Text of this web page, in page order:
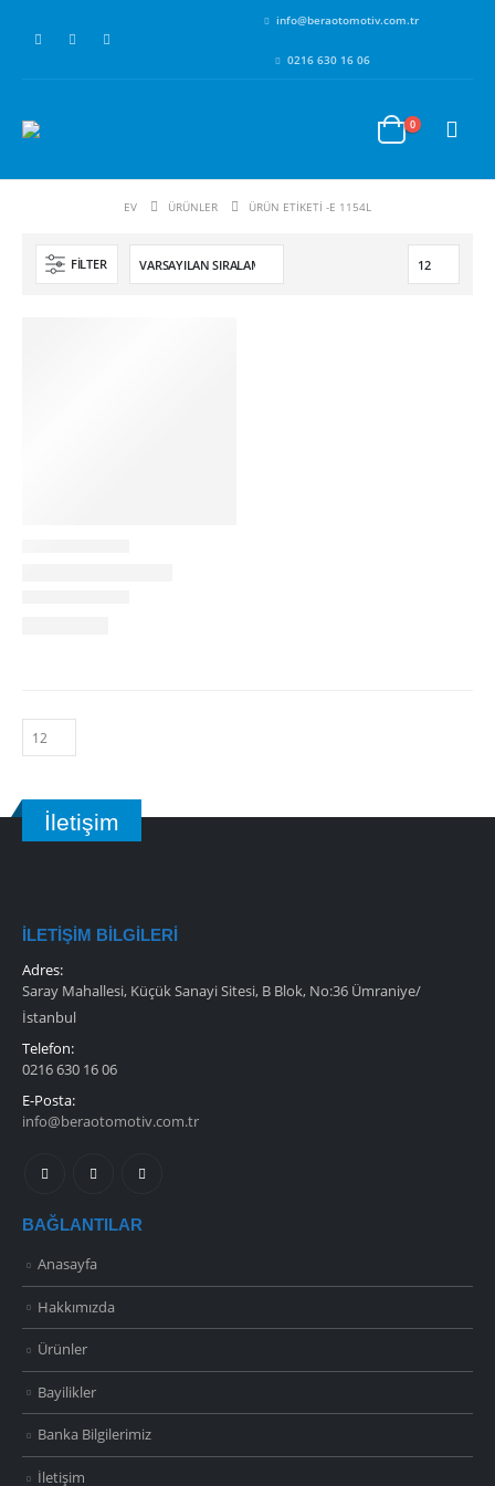
info@beraotomotiv.com.tr
0216 630 16 06
0
EV ÜRÜNLER ÜRÜN ETIKETI -E 1154L
FILTER
İletişim
İLETIŞIM BILGILERI
Adres:
Saray Mahallesi, Küçük Sanayi Sitesi, B Blok, No:36 Ümraniye/
İstanbul
Telefon:
0216 630 16 06
E-Posta:
info@beraotomotiv.com.tr
BAĞLANTILAR
Anasayfa
Hakkımızda
Ürünler
Bayilikler
Banka Bilgilerimiz
İletişim